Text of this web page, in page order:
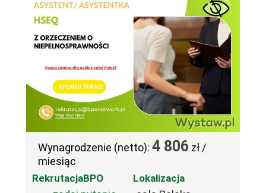
Wynagrodzenie (netto): 4 806 zł /
miesiąc
RekrutacjaBPO Lokalizacja